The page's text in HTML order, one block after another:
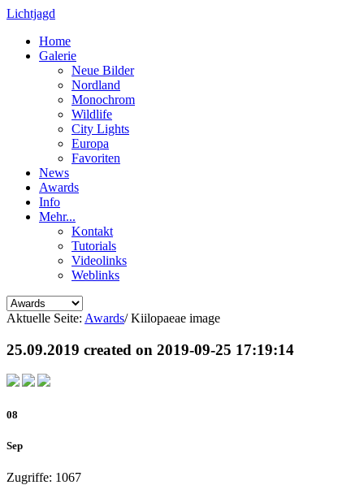
Lichtjagd
Home
Galerie
Neue Bilder
Nordland
Monochrom
Wildlife
City Lights
Europa
Favoriten
News
Awards
Info
Mehr...
Kontakt
Tutorials
Videolinks
Weblinks
Aktuelle Seite: Awards/Kiilopaeae image
25.09.2019 created on 2019-09-25 17:19:14
08
Sep
Zugriffe: 1067